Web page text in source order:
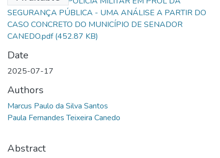
SEGURANÇA PÚBLICA - UMA ANÁLISE A PARTIR DO
CASO CONCRETO DO MUNICÍPIO DE SENADOR
CANEDO.pdf(452.87 KB)
Date
2025-07-17
Authors
Marcus Paulo da Silva Santos
Paula Fernandes Teixeira Canedo
Abstract